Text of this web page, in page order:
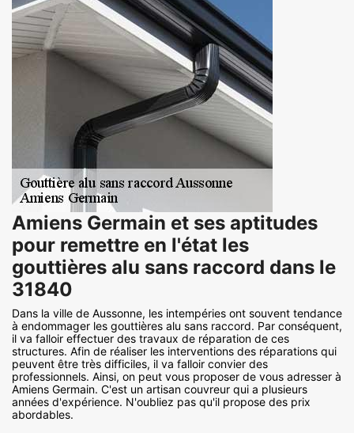
Amiens Germain et ses aptitudes
pour remettre en l'état les
gouttières alu sans raccord dans le
31840
Dans la ville de Aussonne, les intempéries ont souvent tendance
à endommager les gouttières alu sans raccord. Par conséquent,
il va falloir effectuer des travaux de réparation de ces
structures. Afin de réaliser les interventions des réparations qui
peuvent être très difficiles, il va falloir convier des
professionnels. Ainsi, on peut vous proposer de vous adresser à
Amiens Germain. C'est un artisan couvreur qui a plusieurs
années d'expérience. N'oubliez pas qu'il propose des prix
abordables.